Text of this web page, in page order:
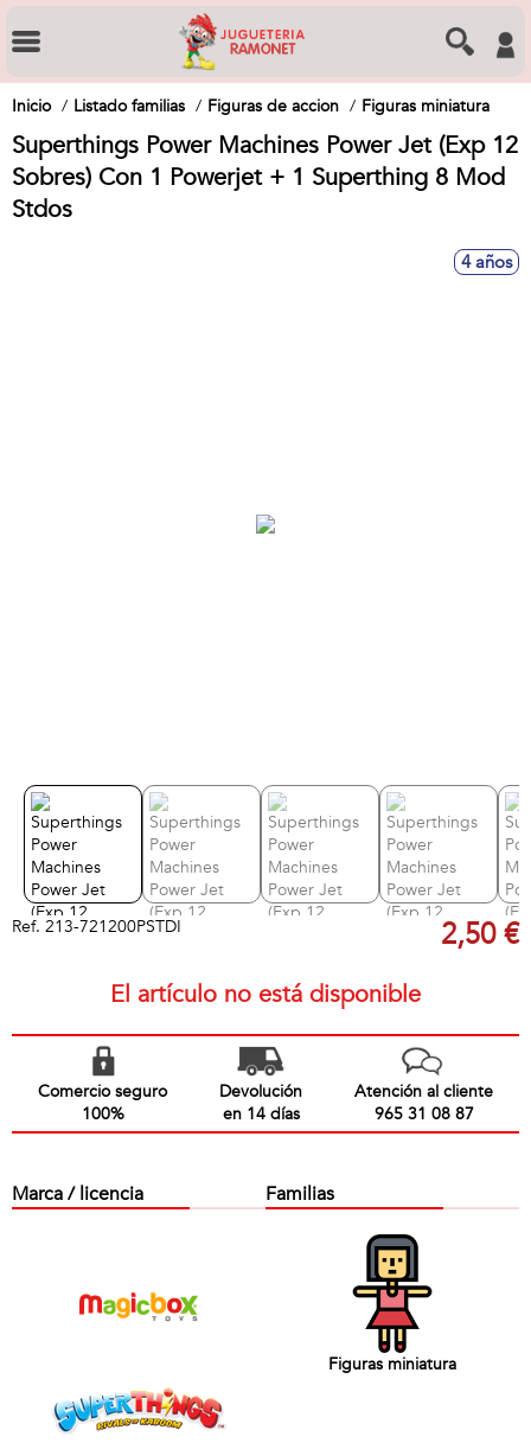
Inicio Listado familias Figuras de accion Figuras miniatura
Superthings Power Machines Power Jet (Exp 12
Sobres) Con 1 Powerjet + 1 Superthing 8 Mod
Stdos
4 años
Ref. 213-721200PSTDI 2,50 €
El artículo no está disponible
Comercio seguro
100%
Devolución
en 14 días
Atención al cliente
965 31 08 87
Marca / licencia Familias
Figuras miniatura